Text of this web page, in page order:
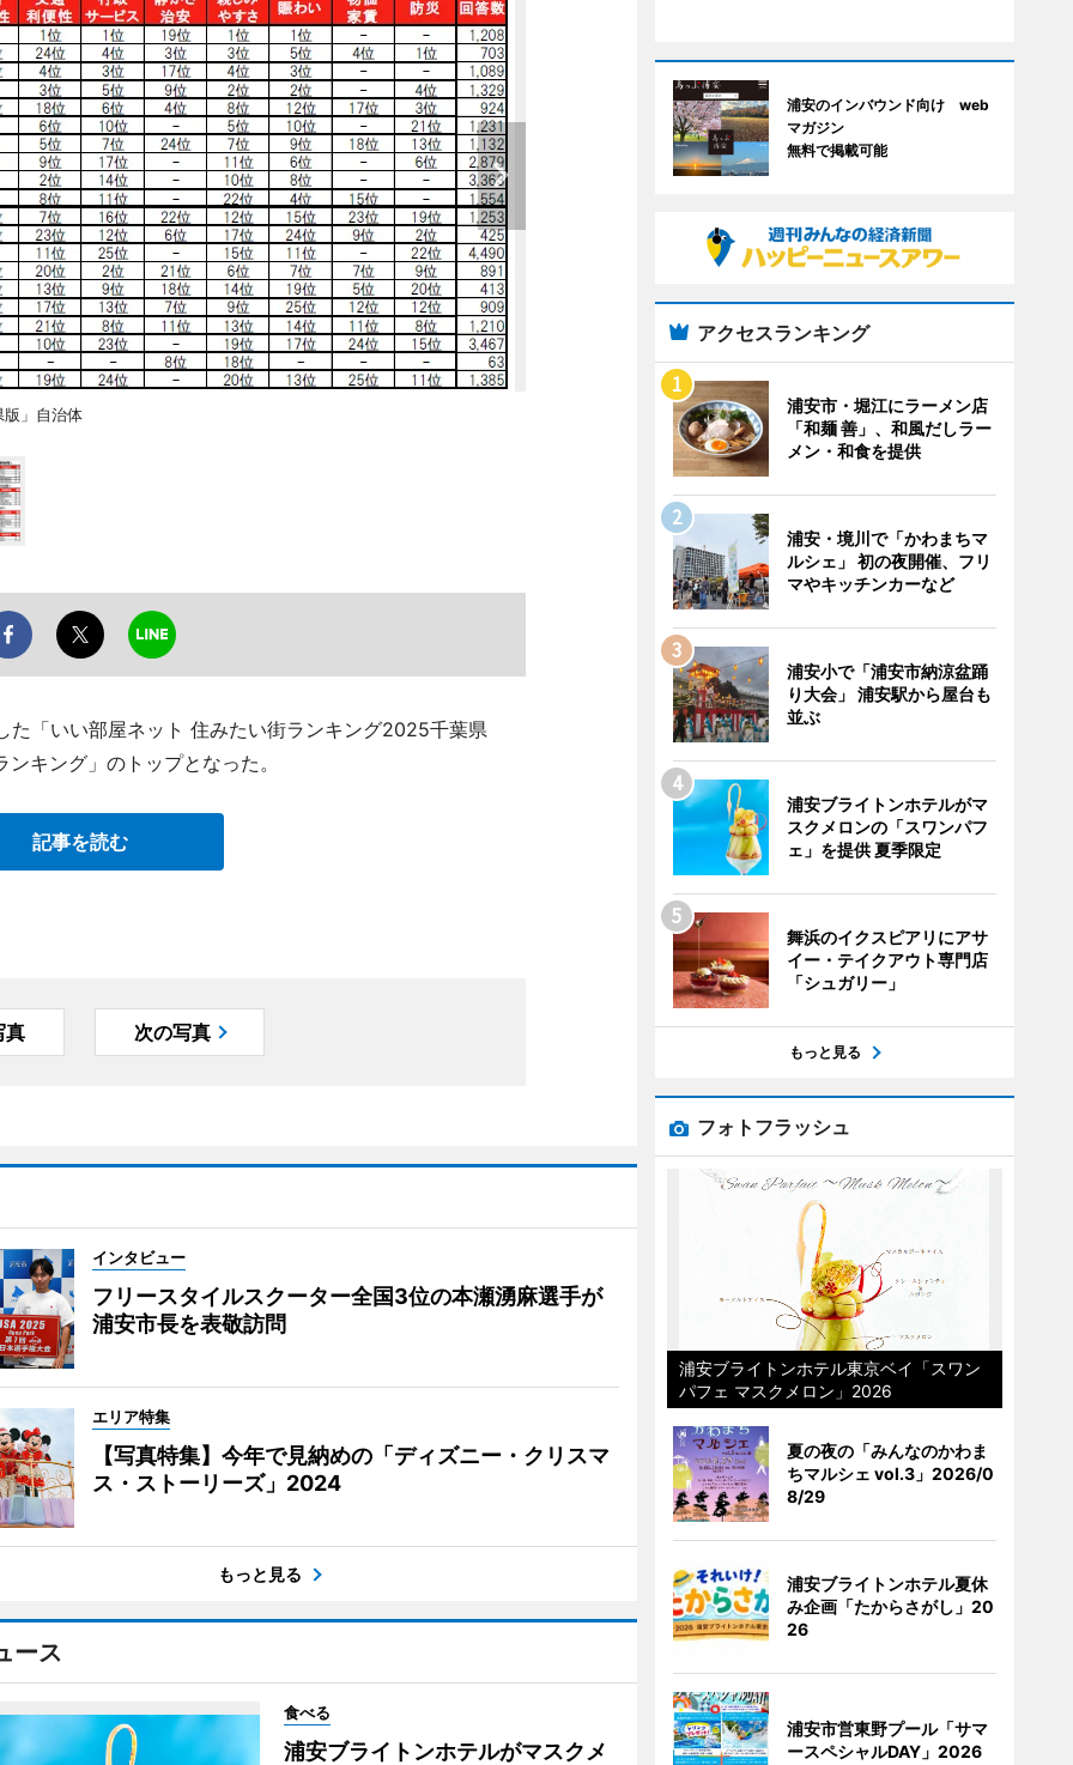
」自治体
た「いい部屋ネット 住みたい街ランキング2025千葉県
キング」のトップとなった。
記事を読む
真 次の写真
インタビュー
フリースタイルスクーター全国3位の本瀬湧麻選手が
浦安市長を表敬訪問
エリア特集
【写真特集】今年で見納めの「ディズニー・クリスマ
ス・ストーリーズ」2024
もっと見る
ース
食べる
浦安ブライトンホテルがマスクメ
浦安のインバウンド向け web
マガジン
無料で掲載可能
アクセスランキング
浦安市・堀江にラーメン店
「和麺 善」、和風だしラー
メン・和食を提供
浦安・境川で「かわまちマ
ルシェ」 初の夜開催、フリ
マやキッチンカーなど
浦安小で「浦安市納涼盆踊
り大会」 浦安駅から屋台も
並ぶ
浦安ブライトンホテルがマ
スクメロンの「スワンパフ
ェ」を提供 夏季限定
舞浜のイクスピアリにアサ
イー・テイクアウト専門店
「シュガリー」
もっと見る
フォトフラッシュ
浦安ブライトンホテル東京ベイ「スワン
パフェ マスクメロン」2026
夏の夜の「みんなのかわま
ちマルシェ vol.3」2026/0
8/29
浦安ブライトンホテル夏休
み企画「たからさがし」20
26
浦安市営東野プール「サマ
ースペシャルDAY」2026